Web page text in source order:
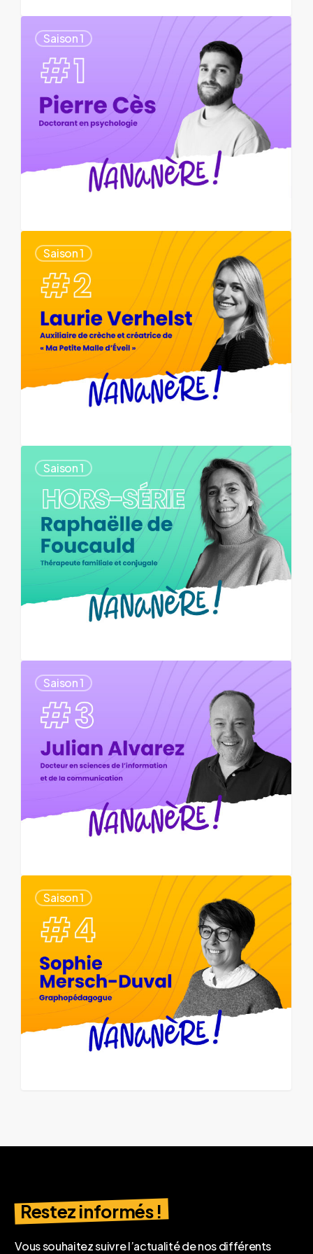
Saison 1
Saison 1
Saison 1
Saison 1
Saison 1
Restez informés !
Vous souhaitez suivre l’actualité de nos différents